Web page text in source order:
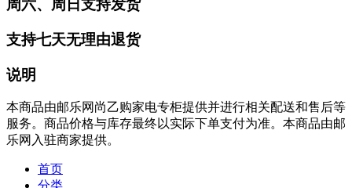
周六、周日支持发货
支持七天无理由退货
说明
本商品由邮乐网尚乙购家电专柜提供并进行相关配送和售后等
服务。商品价格与库存最终以实际下单支付为准。本商品由邮
乐网入驻商家提供。
首页